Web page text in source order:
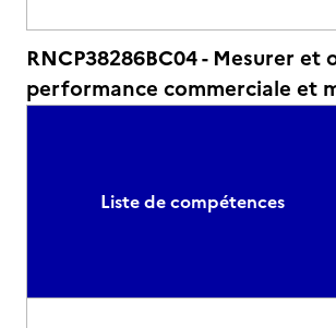
RNCP38286BC04 - Mesurer et
performance commerciale et
Liste de compétences